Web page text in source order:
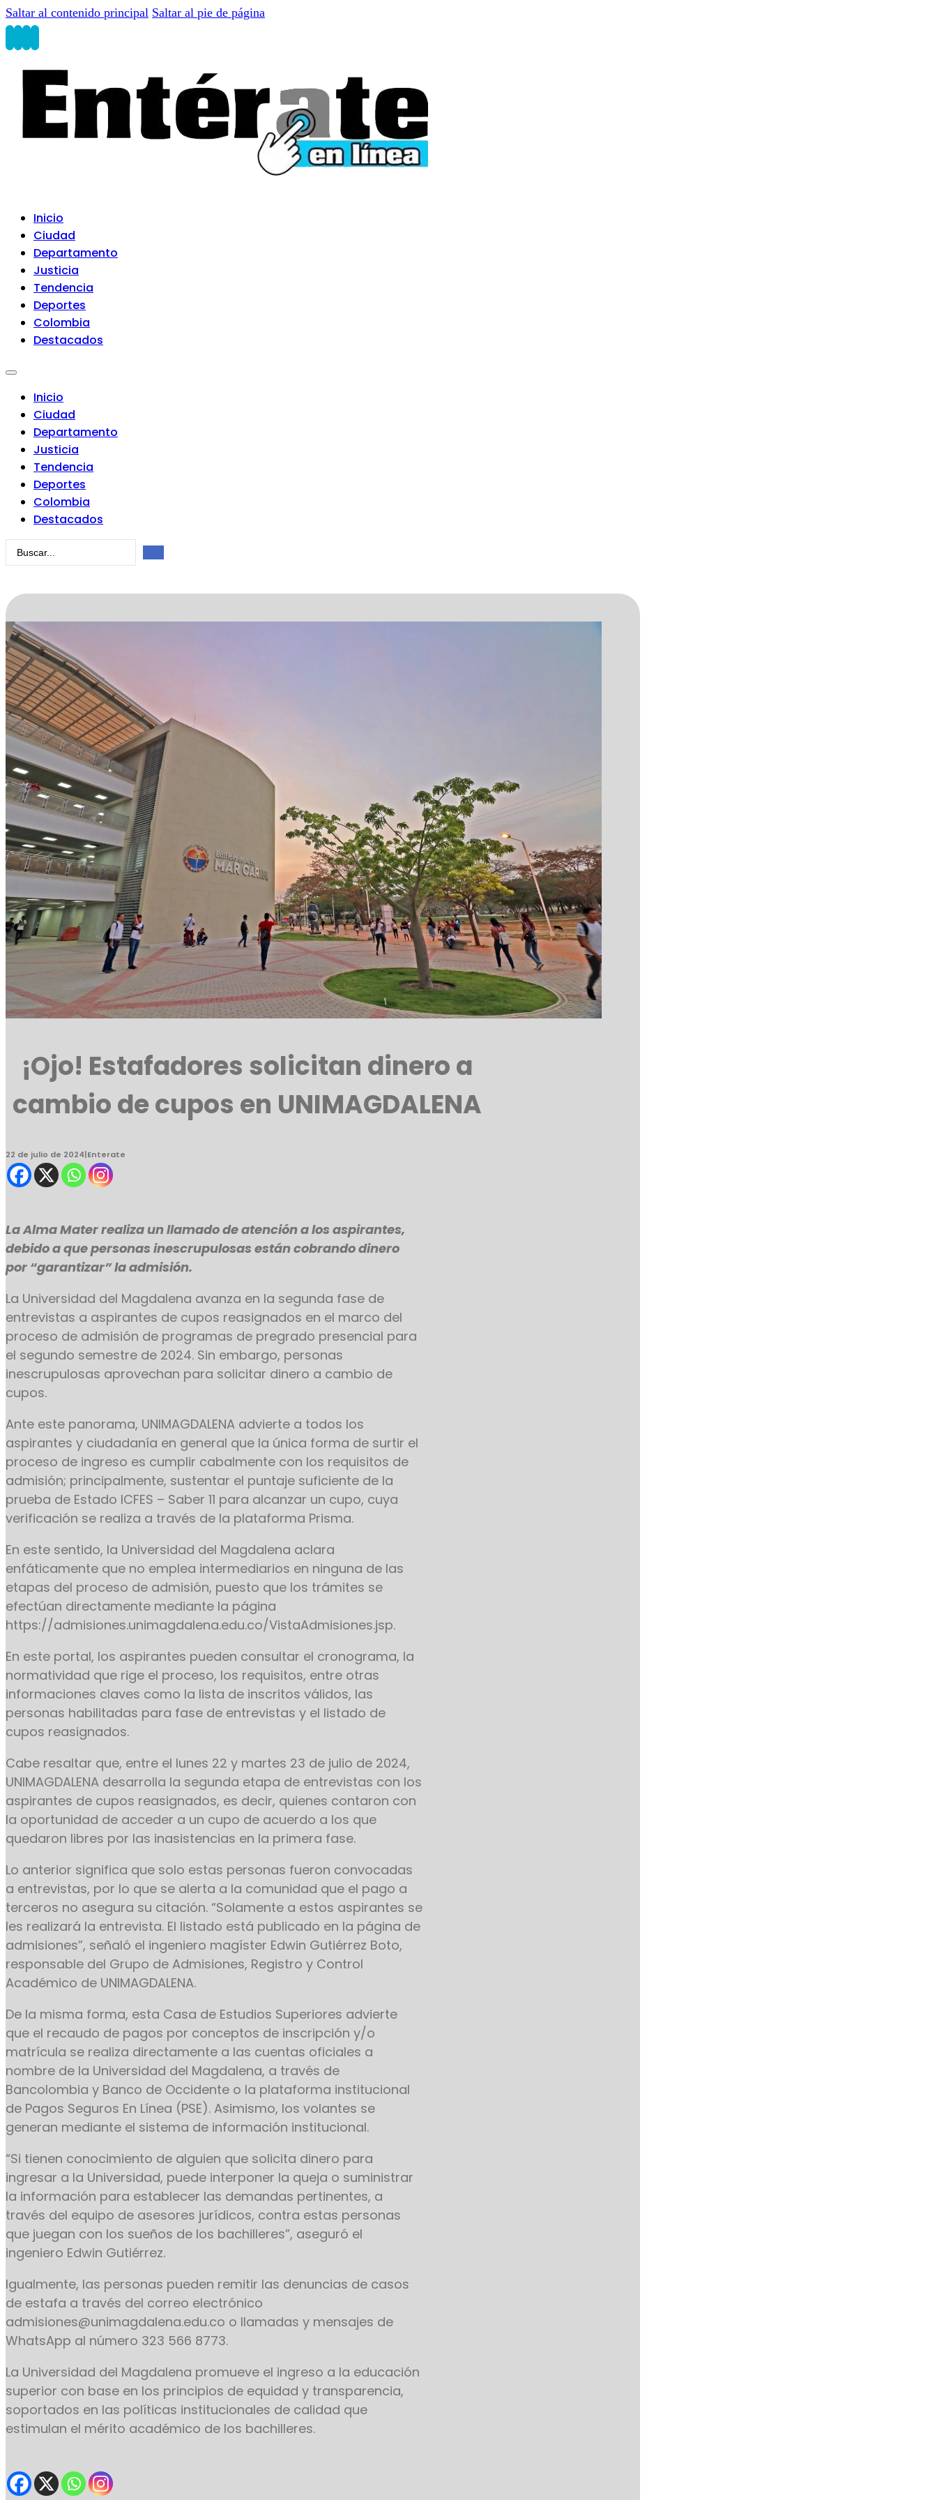
Saltar al contenido principal Saltar al pie de página
Inicio
Ciudad
Departamento
Justicia
Tendencia
Deportes
Colombia
Destacados
Inicio
Ciudad
Departamento
Justicia
Tendencia
Deportes
Colombia
Destacados
Search
¡Ojo! Estafadores solicitan dinero a
cambio de cupos en UNIMAGDALENA
22 de julio de 2024|Enterate
La Alma Mater realiza un llamado de atención a los aspirantes,
debido a que personas inescrupulosas están cobrando dinero
por “garantizar” la admisión.
La Universidad del Magdalena avanza en la segunda fase de
entrevistas a aspirantes de cupos reasignados en el marco del
proceso de admisión de programas de pregrado presencial para
el segundo semestre de 2024. Sin embargo, personas
inescrupulosas aprovechan para solicitar dinero a cambio de
cupos.
Ante este panorama, UNIMAGDALENA advierte a todos los
aspirantes y ciudadanía en general que la única forma de surtir el
proceso de ingreso es cumplir cabalmente con los requisitos de
admisión; principalmente, sustentar el puntaje suficiente de la
prueba de Estado ICFES – Saber 11 para alcanzar un cupo, cuya
verificación se realiza a través de la plataforma Prisma.
En este sentido, la Universidad del Magdalena aclara
enfáticamente que no emplea intermediarios en ninguna de las
etapas del proceso de admisión, puesto que los trámites se
efectúan directamente mediante la página
https://admisiones.unimagdalena.edu.co/VistaAdmisiones.jsp.
En este portal, los aspirantes pueden consultar el cronograma, la
normatividad que rige el proceso, los requisitos, entre otras
informaciones claves como la lista de inscritos válidos, las
personas habilitadas para fase de entrevistas y el listado de
cupos reasignados.
Cabe resaltar que, entre el lunes 22 y martes 23 de julio de 2024,
UNIMAGDALENA desarrolla la segunda etapa de entrevistas con los
aspirantes de cupos reasignados, es decir, quienes contaron con
la oportunidad de acceder a un cupo de acuerdo a los que
quedaron libres por las inasistencias en la primera fase.
Lo anterior significa que solo estas personas fueron convocadas
a entrevistas, por lo que se alerta a la comunidad que el pago a
terceros no asegura su citación. “Solamente a estos aspirantes se
les realizará la entrevista. El listado está publicado en la página de
admisiones”, señaló el ingeniero magíster Edwin Gutiérrez Boto,
responsable del Grupo de Admisiones, Registro y Control
Académico de UNIMAGDALENA.
De la misma forma, esta Casa de Estudios Superiores advierte
que el recaudo de pagos por conceptos de inscripción y/o
matrícula se realiza directamente a las cuentas oficiales a
nombre de la Universidad del Magdalena, a través de
Bancolombia y Banco de Occidente o la plataforma institucional
de Pagos Seguros En Línea (PSE). Asimismo, los volantes se
generan mediante el sistema de información institucional.
“Si tienen conocimiento de alguien que solicita dinero para
ingresar a la Universidad, puede interponer la queja o suministrar
la información para establecer las demandas pertinentes, a
través del equipo de asesores jurídicos, contra estas personas
que juegan con los sueños de los bachilleres”, aseguró el
ingeniero Edwin Gutiérrez.
Igualmente, las personas pueden remitir las denuncias de casos
de estafa a través del correo electrónico
admisiones@unimagdalena.edu.co o llamadas y mensajes de
WhatsApp al número 323 566 8773.
La Universidad del Magdalena promueve el ingreso a la educación
superior con base en los principios de equidad y transparencia,
soportados en las políticas institucionales de calidad que
estimulan el mérito académico de los bachilleres.